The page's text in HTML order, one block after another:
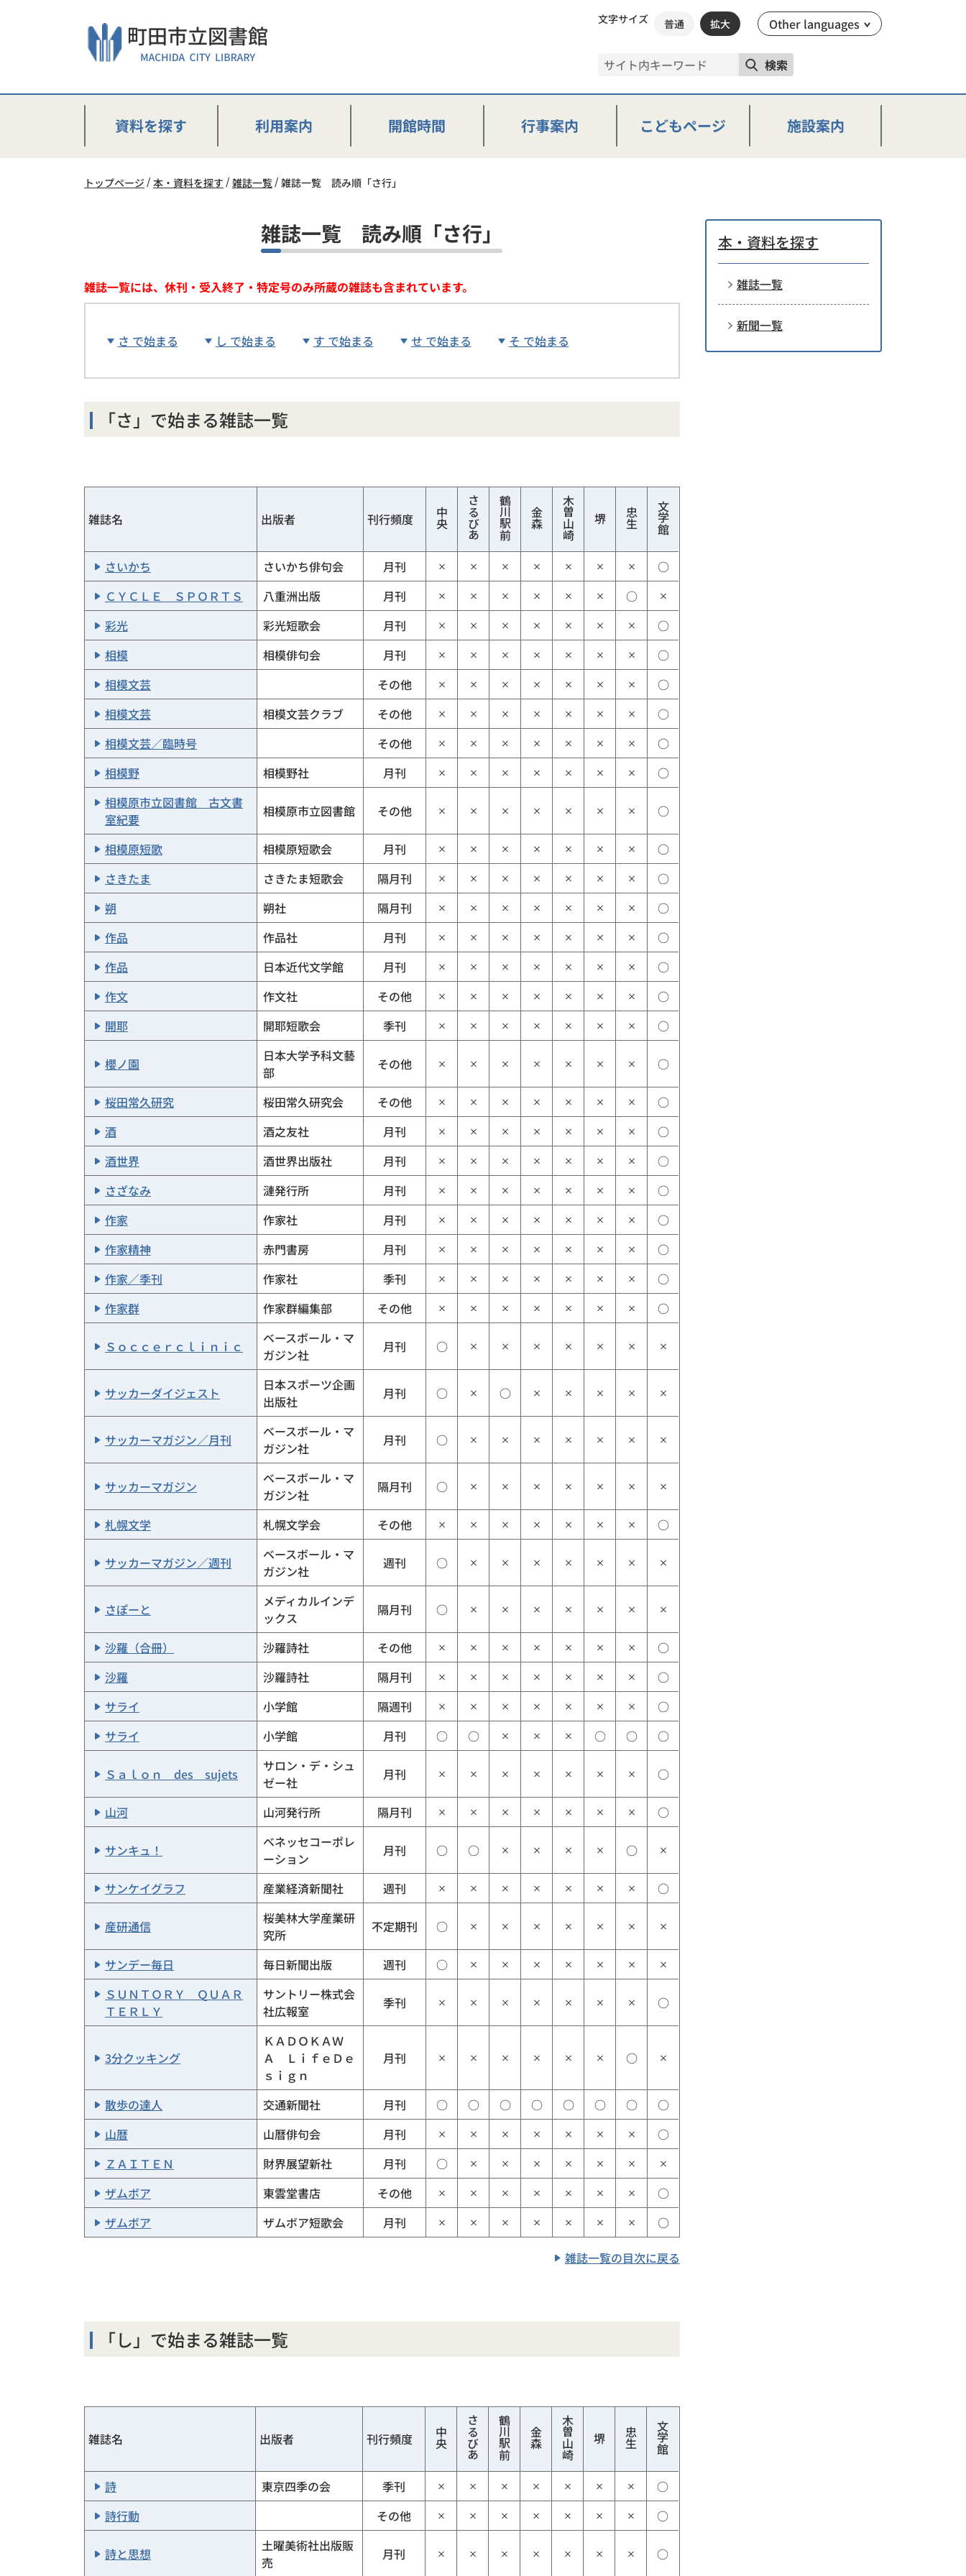
ッ
す。
文字サイズ 普通 拡大 Other languages
検索
資料を探す 利用案内 開館時間 行事案内 こどもページ 施設案内
トップページ 本・資料を探す 雑誌一覧 雑誌一覧 読み順「さ行」
雑誌一覧 読み順「さ行」
雑誌一覧には、休刊・受入終了・特定号のみ所蔵の雑誌も含まれています。
さ で始まる し で始まる す で始まる せ で始まる そ で始まる
「さ」で始まる雑誌一覧
雑誌名 出版者 刊行頻度 中央 さるびあ 鶴川駅前 金森 木曽山崎 堺 忠生 文学館
さいかち さいかち俳句会 月刊 × × × × × × ×
○
ＣＹＣＬＥ ＳＰＯＲＴＳ
八重洲出版 月刊 × × × × × × ○ ×
彩光 彩光短歌会 月刊 × × × × × × ×
○
相模
相模俳句会 月刊 × × × × × × ×
○
相模文芸
その他 × × × × × × ×
○
相模文芸
相模文芸クラブ その他 × × × × × × ×
○
相模文芸／臨時号
その他 × × × × × × ×
○
相模野
相模野社 月刊 × × × × × × ×
○
相模原市立図書館 古文書
室紀要
相模原市立図書館 その他 × × × × × × × ○
相模原短歌 相模原短歌会 月刊 × × × × × × ×
○
さきたま
さきたま短歌会 隔月刊 × × × × × × ×
○
朔
朔社 隔月刊 × × × × × × ×
○
作品
作品社 月刊 × × × × × × ×
○
作品
日本近代文学館 月刊 × × × × × × ×
○
作文
作文社 その他 × × × × × × ×
○
開耶
開耶短歌会 季刊 × × × × × × × ○
櫻ノ園
日本大学予科文藝
部
その他 × × × × × × × ○
桜田常久研究 桜田常久研究会 その他 × × × × × × ×
○
酒
酒之友社 月刊 × × × × × × ×
○
酒世界
酒世界出版社 月刊 × × × × × × ×
○
さざなみ
漣発行所 月刊 × × × × × × ×
○
作家
作家社 月刊 × × × × × × ×
○
作家精神
赤門書房 月刊 × × × × × × ×
○
作家／季刊
作家社 季刊 × × × × × × ×
○
作家群
作家群編集部 その他 × × × × × × × ○
Ｓｏｃｃｅｒｃｌｉｎｉｃ
ベースボール・マ
ガジン社
月刊 ○ × × × × × × ×
サッカーダイジェスト
日本スポーツ企画
出版社
月刊 ○ × ○ × × × × ×
サッカーマガジン／月刊
ベースボール・マ
ガジン社
月刊 ○ × × × × × × ×
サッカーマガジン
ベースボール・マ
ガジン社
隔月刊 ○ × × × × × × ×
札幌文学 札幌文学会 その他 × × × × × × × ○
サッカーマガジン／週刊
ベースボール・マ
ガジン社
週刊 ○ × × × × × × ×
さぽーと
メディカルインデ
ックス
隔月刊 ○ × × × × × × ×
沙羅（合冊） 沙羅詩社 その他 × × × × × × ×
○
沙羅
沙羅詩社 隔月刊 × × × × × × ×
○
サライ
小学館 隔週刊 × × × × × × ×
○
サライ
小学館 月刊 ○ ○ × × × ○ ○ ○
Ｓａｌｏｎ des sujets
サロン・デ・シュ
ゼー社
月刊 × × × × × × × ○
山河 山河発行所 隔月刊 × × × × × × × ○
サンキュ！
ベネッセコーポレ
ーション
月刊 ○ ○ × × × × ○ ×
サンケイグラフ 産業経済新聞社 週刊 × × × × × × × ○
産研通信
桜美林大学産業研
究所
不定期刊 ○ × × × × × × ×
サンデー毎日 毎日新聞出版 週刊 ○ × × × × × × ×
ＳＵＮＴＯＲＹ ＱＵＡＲ
ＴＥＲＬＹ
サントリー株式会
社広報室
季刊 × × × × × × × ○
3分クッキング
ＫＡＤＯＫＡＷ
Ａ ＬｉｆｅＤｅ
ｓｉｇｎ
月刊 × × × × × × ○ ×
散歩の達人 交通新聞社 月刊 ○ ○ ○ ○ ○ ○ ○
○
山暦
山暦俳句会 月刊 × × × × × × ×
○
ＺＡＩＴＥＮ
財界展望新社 月刊 ○ × × × × × × ×
ザムボア 東雲堂書店 その他 × × × × × × ×
○
ザムボア
ザムボア短歌会 月刊 × × × × × × × ○
雑誌一覧の目次に戻る
「し」で始まる雑誌一覧
雑誌名 出版者 刊行頻度 中央 さるびあ 鶴川駅前 金森 木曽山崎 堺 忠生 文学館
詩 東京四季の会 季刊 × × × × × × ×
○
詩行動
その他 × × × × × × × ○
詩と思想
土曜美術社出版販
売
月刊 × × × × × × × ○
本・資料を探す
雑誌一覧
新聞一覧